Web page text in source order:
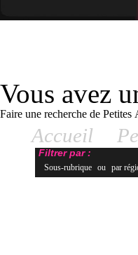
Vous avez
Faire une recherche de Petites
Accueil
Filtrer par :
Sous-rubrique ou par